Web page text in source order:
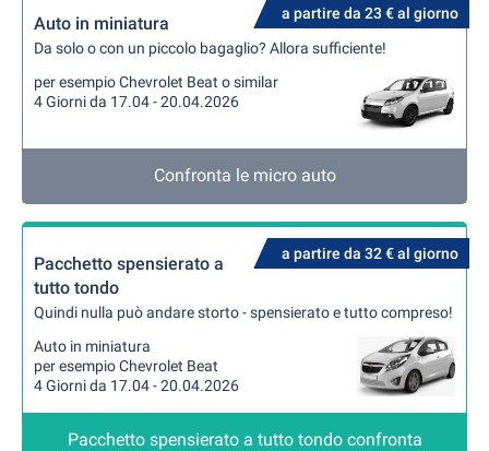
a partire da 23 € al giorno
Auto in miniatura
Da solo o con un piccolo bagaglio? Allora sufficiente!
per esempio Chevrolet Beat o similar
4 Giorni da 17.04 - 20.04.2026
Confronta le micro auto
a partire da 32 € al giorno
Pacchetto spensierato a
tutto tondo
Quindi nulla può andare storto - spensierato e tutto compreso!
Auto in miniatura
per esempio Chevrolet Beat
4 Giorni da 17.04 - 20.04.2026
Pacchetto spensierato a tutto tondo confronta